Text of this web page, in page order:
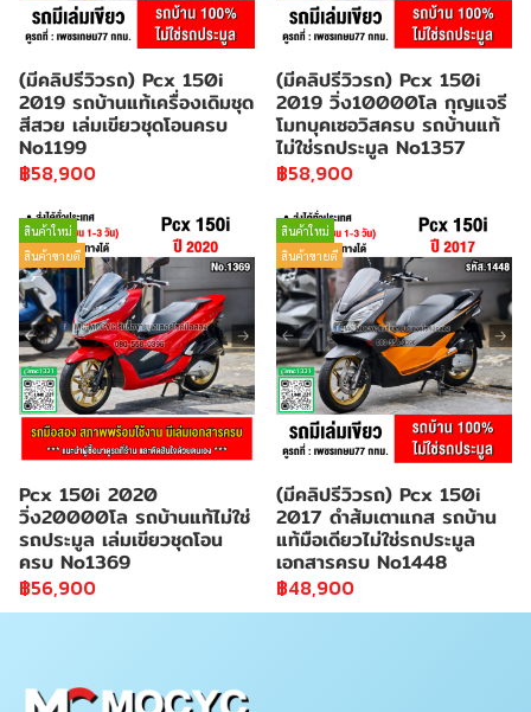
(มีคลิปรีวิวรถ) Pcx 150i
2019 รถบ้านแท้เครื่องเดิมชุด
สีสวย เล่มเขียวชุดโอนครบ
No1199
฿58,900
(มีคลิปรีวิวรถ) Pcx 150i
2019 วิ่ง10000โล กุญแจรี
โมทบุคเซอวิสครบ รถบ้านแท้
ไม่ใช่รถประมูล No1357
฿58,900
สินค้าใหม่
สินค้าขายดี
Pcx 150i 2020
วิ่ง20000โล รถบ้านแท้ไม่ใช่
รถประมูล เล่มเขียวชุดโอน
ครบ No1369
฿56,900
สินค้าใหม่
สินค้าขายดี
(มีคลิปรีวิวรถ) Pcx 150i
2017 ดำส้มเตาแกส รถบ้าน
แท้มือเดียวไม่ใช่รถประมูล
เอกสารครบ No1448
฿48,900